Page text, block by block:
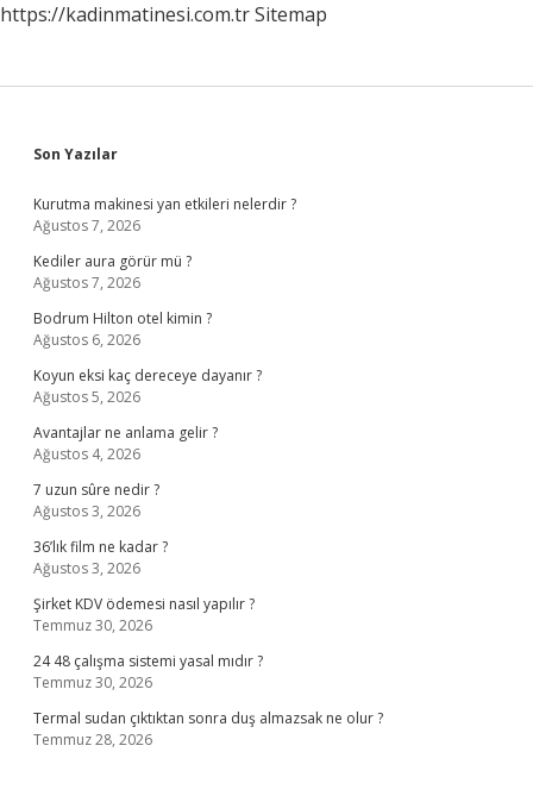
https://kadinmatinesi.com.trSitemap
Sidebar
Son Yazılar
Kurutma makinesi yan etkileri nelerdir ?
Ağustos 7, 2026
Kediler aura görür mü ?
Ağustos 7, 2026
Bodrum Hilton otel kimin ?
Ağustos 6, 2026
Koyun eksi kaç dereceye dayanır ?
Ağustos 5, 2026
Avantajlar ne anlama gelir ?
Ağustos 4, 2026
7 uzun sûre nedir ?
Ağustos 3, 2026
36’lık film ne kadar ?
Ağustos 3, 2026
Şirket KDV ödemesi nasıl yapılır ?
Temmuz 30, 2026
24 48 çalışma sistemi yasal mıdır ?
Temmuz 30, 2026
Termal sudan çıktıktan sonra duş almazsak ne olur ?
Temmuz 28, 2026